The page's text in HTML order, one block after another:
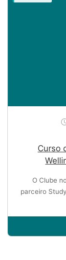
Curso
O Clube
parceiro